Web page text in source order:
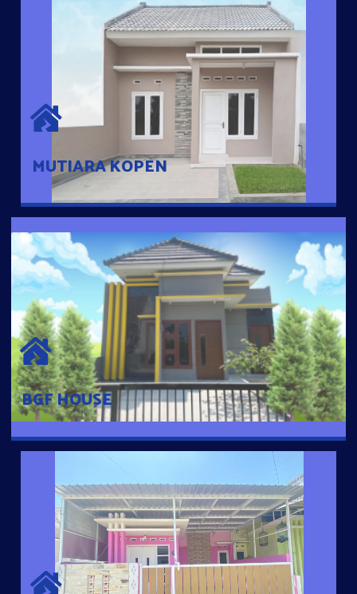
MUTIARA KOPEN
MUTIARA KOPEN
Hunian nyaman dengan suasana pedesaan. 10 menit dari pusat
kota, 2 menit dari Ring Road
BGF HOUSE
BGF HOUSE
Hunian Mewah Pusat Kota dengan fasilitas Free Desain, Dapur,
Parkir Mobil dengan 3 Kamar Tidur dan 2 Kamar Mandi.
GRIYA ASRI BOGORAN
Desain Modern Minimalis dengan Konsep Rumah Pintar
Sehingga Memudahkan Penghuni mengakses rumahnya
dengan Ponsel